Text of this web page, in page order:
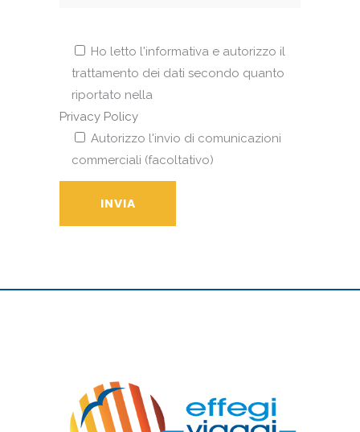
Ho letto l'informativa e autorizzo il
trattamento dei dati secondo quanto
riportato nella
Privacy Policy
Autorizzo l'invio di comunicazioni
commerciali (facoltativo)